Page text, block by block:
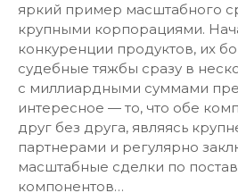
яркий пример масштабного
крупными корпорациями.
конкуренции продуктов, их
судебные тяжбы сразу в
с миллиардными суммами
интересное — то, что обе
друг без друга, являясь
партнерами и регулярно
масштабные сделки по
компонентов…